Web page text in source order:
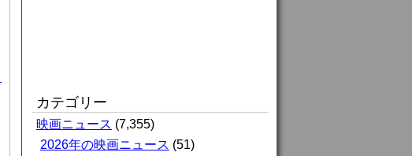
カテゴリー
映画ニュース (7,355)
2026年の映画ニュース (51)